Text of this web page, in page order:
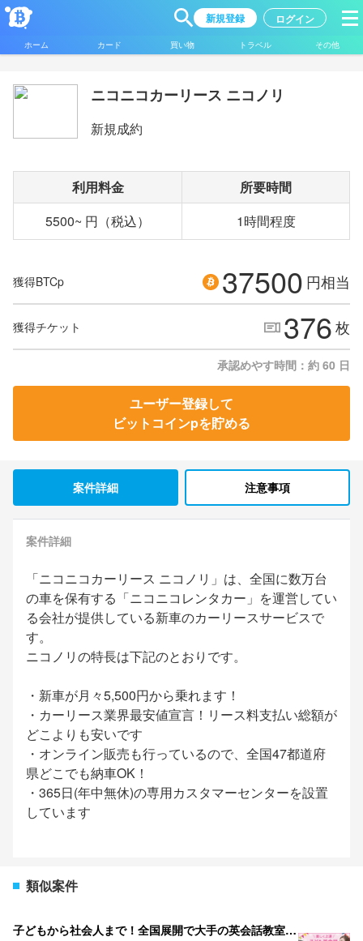
新規登録 ログイン
ホーム カード 買い物 トラベル その他
ニコニコカーリース ニコノリ
新規成約
利用料金
所要時間
5500~ 円（税込）
1時間程度
獲得BTCp 37500 円相当
獲得チケット 376枚
承認めやす時間：約 60 日
ユーザー登録して
ビットコインpを貯める
案件詳細 注意事項
案件詳細
「ニコニコカーリース ニコノリ」は、全国に数万台
の車を保有する「ニコニコレンタカー」を運営してい
る会社が提供している新車のカーリースサービスで
す。
ニコノリの特長は下記のとおりです。
・新車が月々5,500円から乗れます！
・カーリース業界最安値宣言！リース料支払い総額が
どこよりも安いです
・オンライン販売も行っているので、全国47都道府
県どこでも納車OK！
・365日(年中無休)の専用カスタマーセンターを設置
しています
類似案件
子どもから社会人まで！全国展開で大手の英会話教室・スクールのイーオン